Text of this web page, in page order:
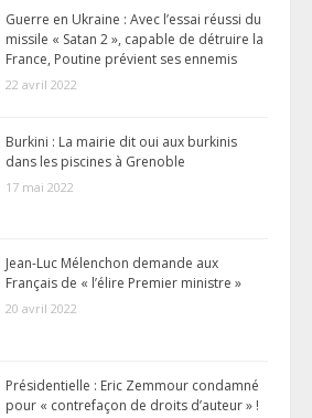
Guerre en Ukraine : Avec l’essai réussi du
missile « Satan 2 », capable de détruire la
France, Poutine prévient ses ennemis
22 avril 2022
Burkini : La mairie dit oui aux burkinis
dans les piscines à Grenoble
17 mai 2022
Jean-Luc Mélenchon demande aux
Français de « l’élire Premier ministre »
20 avril 2022
Présidentielle : Eric Zemmour condamné
pour « contrefaçon de droits d’auteur » !